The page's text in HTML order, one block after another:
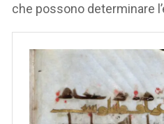
che possono determinare